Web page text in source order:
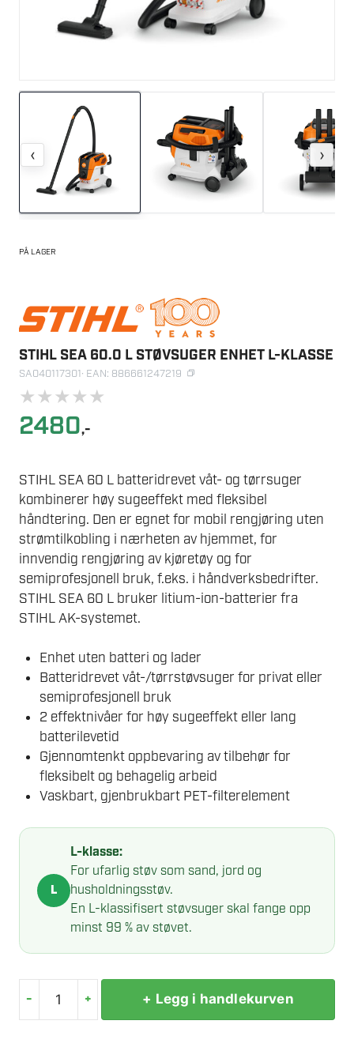
‹ ›
PÅ LAGER
STIHL SEA 60.0 L STØVSUGER ENHET L-KLASSE
SA040117301· EAN: 886661247219
★★★★★
2480,-
STIHL SEA 60 L batteridrevet våt- og tørrsuger
kombinerer høy sugeeffekt med fleksibel
håndtering. Den er egnet for mobil rengjøring uten
strømtilkobling i nærheten av hjemmet, for
innvendig rengjøring av kjøretøy og for
semiprofesjonell bruk, f.eks. i håndverksbedrifter.
STIHL SEA 60 L bruker litium-ion-batterier fra
STIHL AK-systemet.
Enhet uten batteri og lader
Batteridrevet våt-/tørrstøvsuger for privat eller
semiprofesjonell bruk
2 effektnivåer for høy sugeeffekt eller lang
batterilevetid
Gjennomtenkt oppbevaring av tilbehør for
fleksibelt og behagelig arbeid
Vaskbart, gjenbrukbart PET-filterelement
L
L-klasse:
For ufarlig støv som sand, jord og
husholdningsstøv.
En L-klassifisert støvsuger skal fange opp
minst 99 % av støvet.
- + + Legg i handlekurven